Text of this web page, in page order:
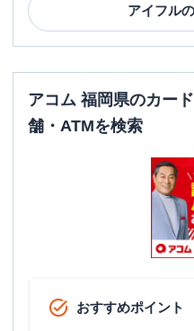
アイフル
アコム 福岡県のカー
舗・ATMを検索
おすすめポイント